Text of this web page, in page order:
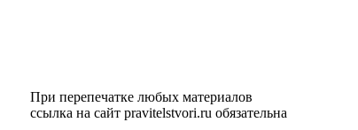
При перепечатке любых материалов
ссылка на сайт pravitelstvori.ru обязательна